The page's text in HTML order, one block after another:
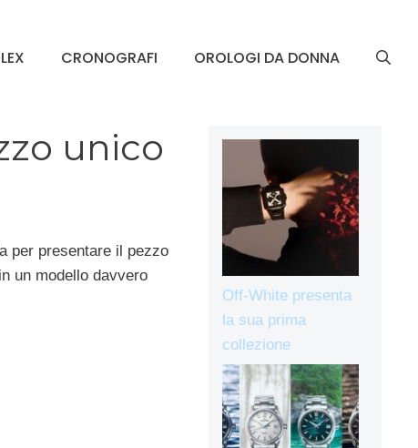
CRONOGRAFI OROLOGI DA DONNA
unico
per presentare il pezzo
un modello davvero
Off-White presenta
la sua prima
collezione